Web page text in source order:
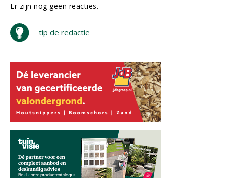
Er zijn nog geen reacties.
tip de redactie